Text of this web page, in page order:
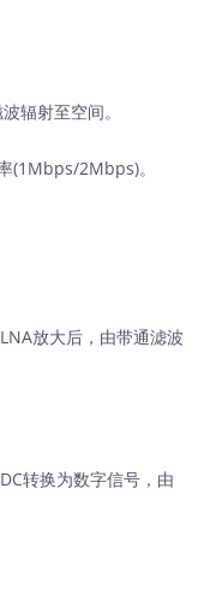
辐射至空间。
2Mbps)。
放大后，由带通滤波
转换为数字信号，由